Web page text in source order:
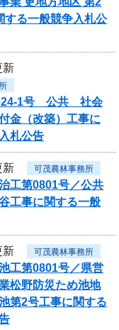
する一般競争入札公
新
1号 公共 社会
金（改築）工事に
札公告
新 可茂農林事務所
工第0801号／公共
工事に関する一般
新 可茂農林事務所
工第0801号／県営
松野防災ため池地
第2号工事に関する